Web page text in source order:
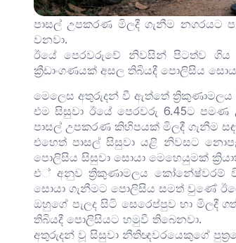
පාසල් උපකරණ මිලදී ගැනීම නගරයට
වනවා.
ඊයේ පෙරවරුවේ නිවසින් පිටත්ව ⁣ගිය
ක්‍රීඩාංගණයක් අසල තිබියදී පොලිසිය
මෙලෙස අතුරුදන් වී ඇත්තේ ත්‍රිකුණාමලය
එම සිසුවා ඊයේ පෙරවරු 6.45ට පමණ
පාසල් උපකරණ කිහිපයක් මිලදී ගැනීම
එහෙත් පාසල් සිසුවා යළි නිවසට
පොලිසිය සිසුවා සොයා මෙහෙයුමක්
එ් අනුව ත්‍රිකුණාමලය කෝනේෂ්වරම්
සොයා ගැනීමට පොලිසිය සමත් වුණේ
ඔහුගේ පැලද සිටි සෙරෙප්පුව හා මිලදී
තිබියදී පොලිසියට හමුවී තිබෙනවා.
අතුරුදන් වූ සිසුවා නීතිඥවරයෙකුගේ